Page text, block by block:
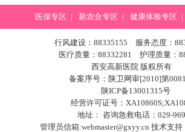
医保专区 | 新农合专区 | 健康体验专区 |
行风建设：88335155 服务态度：
医疗质量：88332281 护理质量：
西安高新医院 版权所有
备案序号：陕卫网审[2010]第
陕ICP备13001315号
经营许可证号：
地址： 咨询急救电话：029-
管理员信箱:webmaster@gxyy.cn 技术支持